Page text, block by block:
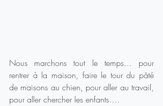
Nous marchons tout le temps… pour
rentrer à la maison, faire le tour du pâté
de maisons au chien, pour aller au travail,
pour aller chercher les enfants….